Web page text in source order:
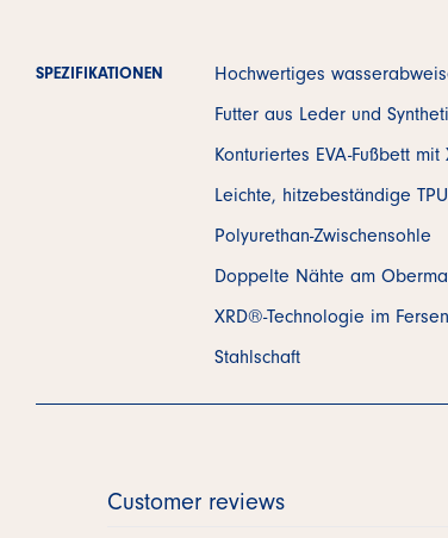
SPEZIFIKATIONEN
Hochwertiges
Futter aus Leder und
Konturiertes EVA-Fußbett
Leichte, hitzebeständige
Polyurethan-Zwischensohle
Doppelte Nähte am
XRD®-Technologie im
Stahlschaft
Customer reviews